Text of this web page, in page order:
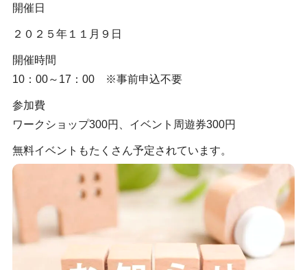
開催日
２０２５年１１月９日
開催時間
10：00～17：00 ※事前申込不要
参加費
ワークショップ300円、イベント周遊券300円
無料イベントもたくさん予定されています。